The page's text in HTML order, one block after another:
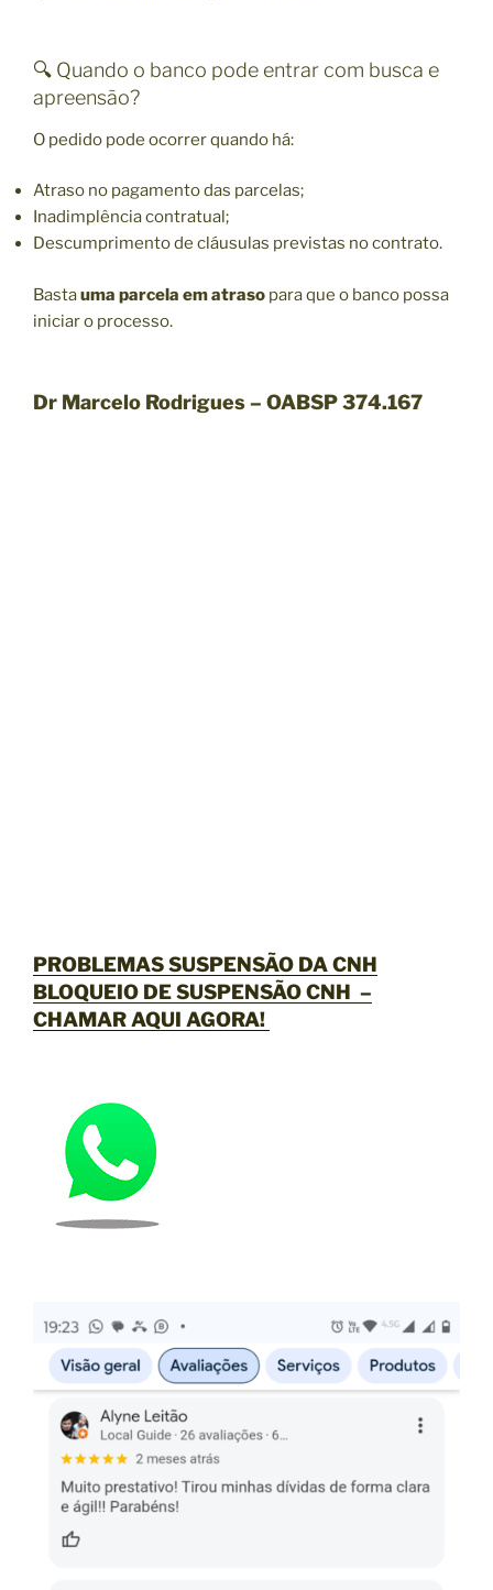
🔍 Quando o banco pode entrar com busca e
apreensão?
O pedido pode ocorrer quando há:
Atraso no pagamento das parcelas;
Inadimplência contratual;
Descumprimento de cláusulas previstas no contrato.
Bastauma parcela em atraso para que o banco possa
iniciar o processo.
Dr Marcelo Rodrigues – OABSP 374.167
PROBLEMAS SUSPENSÃO DA CNH
BLOQUEIO DE SUSPENSÃO CNH –
CHAMAR AQUI AGORA!